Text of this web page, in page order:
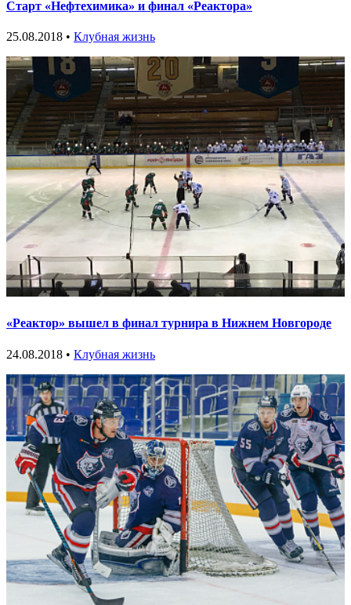
Старт «Нефтехимика» и финал «Реактора»
25.08.2018 • Клубная жизнь
«Реактор» вышел в финал турнира в Нижнем Новгороде
24.08.2018 • Клубная жизнь